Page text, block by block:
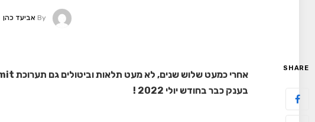
By אביעד כהן
SHARE
בענק כבר בחודש יולי 2022 !